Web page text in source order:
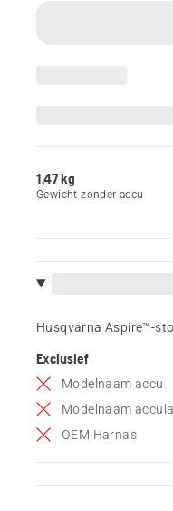
1,47 kg
Gewicht zonder accu
Husqvarna Aspire™-
Exclusief
Modelnaam accu
Modelnaam
OEM Harnas